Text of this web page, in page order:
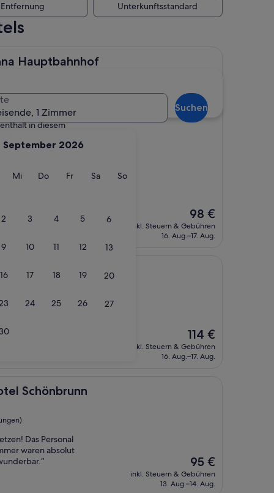
September 2026
MiMittwoch
DoDonnerstag
FrFreitag
SaSamstag
SoSonntag
2 3 4 5 6
9 10 11 12 13
16 17 18 19 20
24 25 26 27
1 Zimmer
Suchen
Entfernung Unterkunftsstandard
Hauptbahnhof
in diesem
hatten leider
:) Das Frühstück
Der
Preis
beträgt
98 €
inkl. Steuern & Gebühren
16. Aug.–17. Aug.
Der
Preis
beträgt
114 €
inkl. Steuern & Gebühren
16. Aug.–17. Aug.
Schönbrunn
Das Personal
waren absolut
Der
Preis
beträgt
95 €
inkl. Steuern & Gebühren
13. Aug.–14. Aug.